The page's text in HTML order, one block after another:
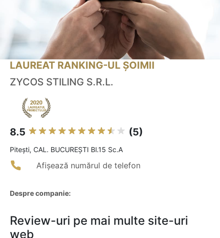
LAUREAT RANKING-UL ȘOIMII
ZYCOS STILING S.R.L.
8.5 (5)
Piteşti, CAL. BUCUREŞTI Bl.15 Sc.A
Afișează numărul de telefon
Despre companie:
Review-uri pe mai multe site-uri
web